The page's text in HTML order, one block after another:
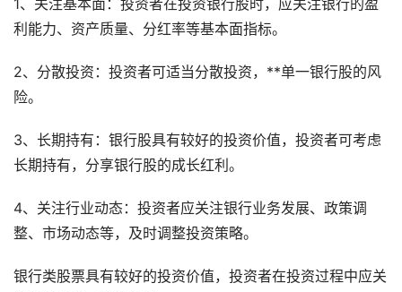
1、关注基本面：投资者在投资银行股时，应关注银行的盈
利能力、资产质量、分红率等基本面指标。
2、分散投资：投资者可适当分散投资，**单一银行股的风
险。
3、长期持有：银行股具有较好的投资价值，投资者可考虑
长期持有，分享银行股的成长红利。
4、关注行业动态：投资者应关注银行业务发展、政策调
整、市场动态等，及时调整投资策略。
银行类股票具有较好的投资价值，投资者在投资过程中应关